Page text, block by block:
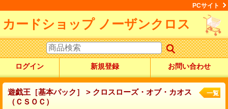
PCサイト
カードショップ ノーザンクロス
ログイン 新規登録 お問い合わせ
遊戯王［基本パック］ > クロスローズ・オブ・カオス
（ＣＳＯＣ）
一覧